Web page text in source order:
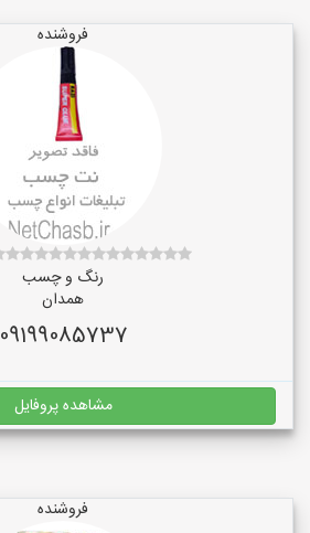
فروشنده
رنگ و چسب
همدان
09199085737
مشاهده پروفایل
فروشنده